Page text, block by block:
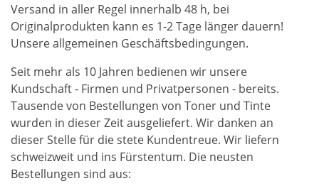
Versand in aller Regel innerhalb 48 h, bei
Originalprodukten kann es 1-2 Tage länger dauern!
Unsere allgemeinen Geschäftsbedingungen.
Seit mehr als 10 Jahren bedienen wir unsere
Kundschaft - Firmen und Privatpersonen - bereits.
Tausende von Bestellungen von Toner und Tinte
wurden in dieser Zeit ausgeliefert. Wir danken an
dieser Stelle für die stete Kundentreue. Wir liefern
schweizweit und ins Fürstentum. Die neusten
Bestellungen sind aus: